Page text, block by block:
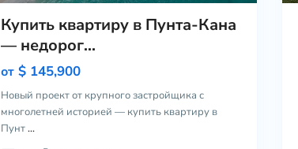
Купить квартиру в Пунта-Кана
— недорог...
от$ 145,900
Новый проект от крупного застройщика с
многолетней историей — купить квартиру в
Пунт...